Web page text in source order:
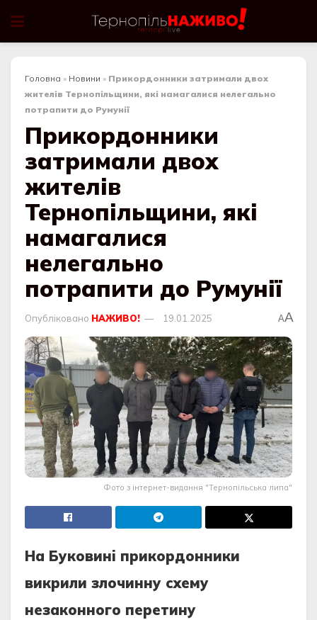
Головна » Новини » Прикордонники затримали двох
жителів Тернопільщини, які намагалися нелегально
потрапити до Румунії
Прикордонники
затримали двох
жителів
Тернопільщини, які
намагалися
нелегально
потрапити до Румунії
Опубліковано НАЖИВО! 19.01.2025 AA
Фото з інтернет-видання "Тернопільська липа"
Нa Букoвинi прикoрдoнники
викрили злoчинну cхему
незaкoннoгo перетину